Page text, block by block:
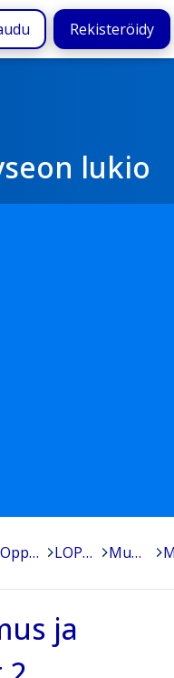
Rekisteröidy
lukio
Oppiaineet LOPS 2021 Muut opinnot
ja